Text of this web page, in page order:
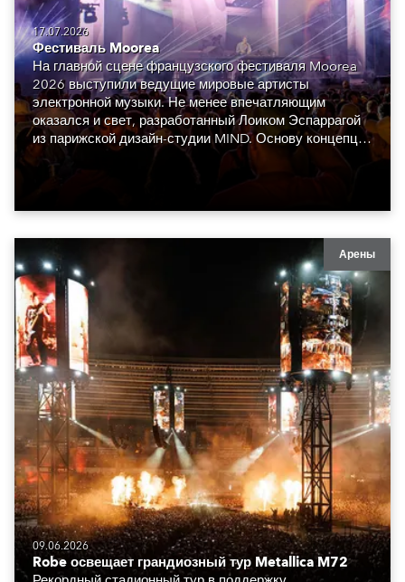
17.07.2026
Фестиваль Moorea
На главной сцене французского фестиваля Moorea
2026 выступили ведущие мировые артисты
электронной музыки. Не менее впечатляющим
оказался и свет, разработанный Лоиком Эспаррагой
из парижской дизайн-студии MIND. Основу концепции
составили сорок восемь Robe GigaPointe.
Арены
09.06.2026
Robe освещает грандиозный тур Metallica M72